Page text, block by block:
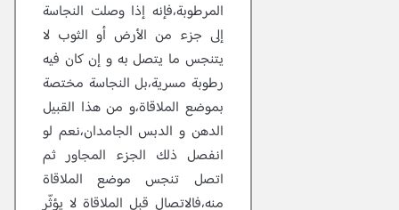
المرطوبة،فإنه إذا وصلت النجاسة
إلى جزء من الأرض أو الثوب لا
يتنجس ما يتصل به و إن كان فيه
رطوبة مسرية،بل النجاسة مختصة
بموضع الملاقاة،و من هذا القبيل
الدهن و الدبس الجامدان،نعم لو
انفصل ذلك الجزء المجاور ثم
اتصل تنجس موضع الملاقاة
منه،فالاتصال قبل الملاقاة لا يؤثّر